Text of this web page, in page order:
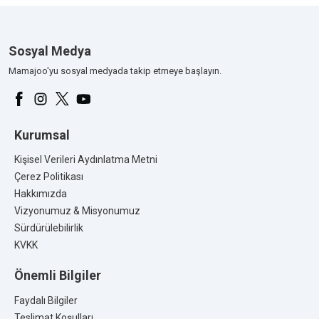
Kalite Belgeleri:
Sosyal Medya
Mamajoo'yu sosyal medyada takip etmeye başlayın.
Kurumsal
Kişisel Verileri Aydınlatma Metni
Çerez Politikası
Hakkımızda
Vizyonumuz & Misyonumuz
Sürdürülebilirlik
KVKK
Önemli Bilgiler
Faydalı Bilgiler